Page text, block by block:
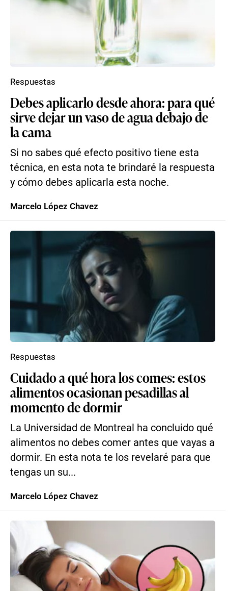
Debes aplicarlo desde ahora: para qué
sirve dejar un vaso de agua debajo de
la cama
Si no sabes qué efecto positivo tiene esta
técnica, en esta nota te brindaré la respuesta
y cómo debes aplicarla esta noche.
Respuestas
Marcelo López Chavez
Cuidado a qué hora los comes: estos
alimentos ocasionan pesadillas al
momento de dormir
La Universidad de Montreal ha concluido qué
alimentos no debes comer antes que vayas a
dormir. En esta nota te los revelaré para que
tengas un su...
Respuestas
Marcelo López Chavez